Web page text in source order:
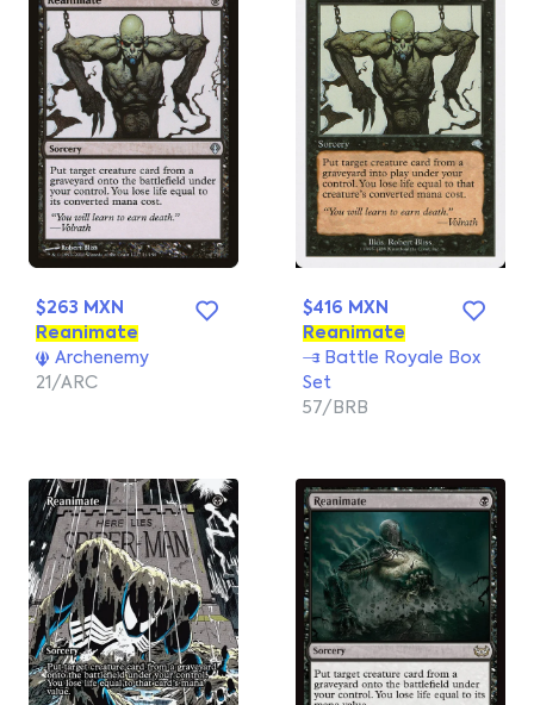
$263 MXN
Reanimate
Archenemy
21/ARC
$416 MXN
Reanimate
Battle Royale Box
Set
57/BRB